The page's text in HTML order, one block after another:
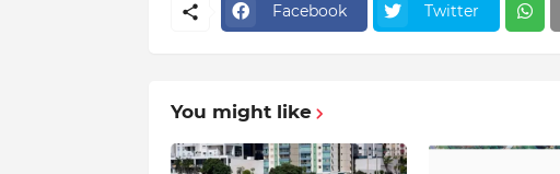
Facebook Twitter
You might like